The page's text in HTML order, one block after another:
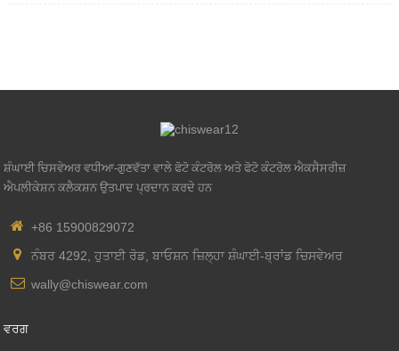
ਸ਼ੰਘਾਈ ਚਿਸਵੇਅਰ ਵਧੀਆ-ਗੁਣਵੱਤਾ ਵਾਲੇ ਫੋਟੋ ਕੰਟਰੋਲ ਅਤੇ ਫੋਟੋ ਕੰਟਰੋਲ ਐਕਸੈਸਰੀਜ਼
ਐਪਲੀਕੇਸ਼ਨ ਕਲੈਕਸ਼ਨ ਉਤਪਾਦ ਪ੍ਰਦਾਨ ਕਰਦੇ ਹਨ
+86 15900829072
ਨੰਬਰ 4292, ਹੁਤਾਈ ਰੋਡ, ਬਾਓਸ਼ਨ ਜ਼ਿਲ੍ਹਾ ਸ਼ੰਘਾਈ-ਬ੍ਰਾਂਡ ਚਿਸਵੇਅਰ
wally@chiswear.com
ਵਰਗ